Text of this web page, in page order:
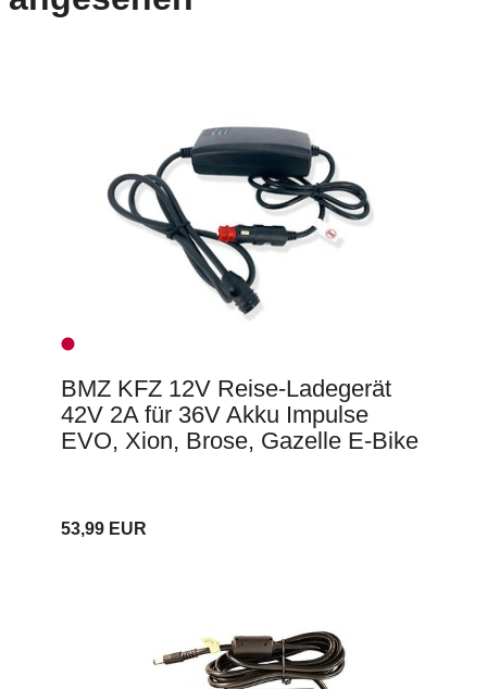
BMZ KFZ 12V Reise-Ladegerät
42V 2A für 36V Akku Impulse
EVO, Xion, Brose, Gazelle E-Bike
53,99 EUR